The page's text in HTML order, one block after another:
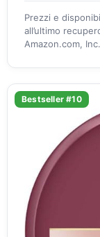
Prezzi e
all’ultimo
Amazon.com,
Bestseller #10